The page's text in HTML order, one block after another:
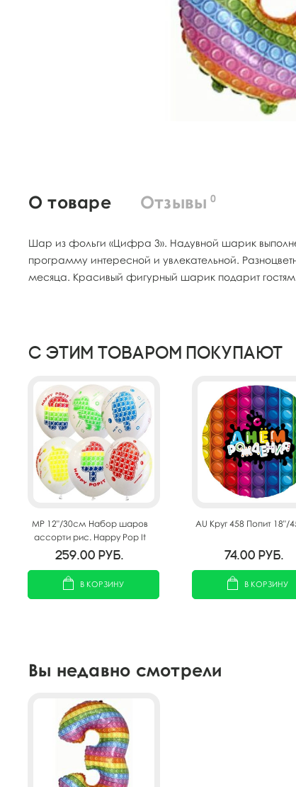
О товаре Отзывы 0
Шар из фольги «Цифра 3». Надувной шарик
программу интересной и увлекательной.
месяца. Красивый фигурный шарик подарит
С этим товаром покупают
MP 12"/30см Набор шаров
ассорти рис. Happy Pop It
Day 25шт
259.00 руб.
В КОРЗИНУ
AU Круг 458 Попит 18"/
74.00 руб.
В КОРЗИНУ
Вы недавно смотрели